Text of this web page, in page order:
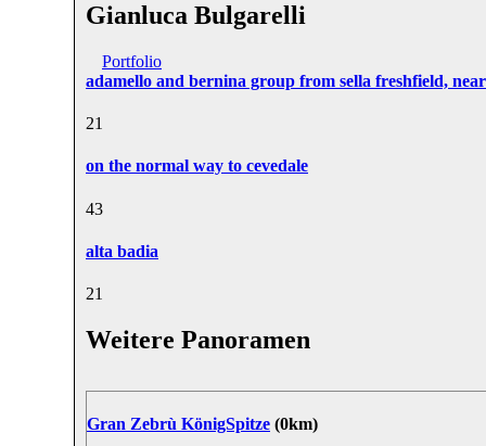
Gianluca Bulgarelli
Portfolio
adamello and bernina group from sella freshfield,
21
on the normal way to cevedale
43
alta badia
21
Weitere Panoramen
Gran Zebrù KönigSpitze (0km)